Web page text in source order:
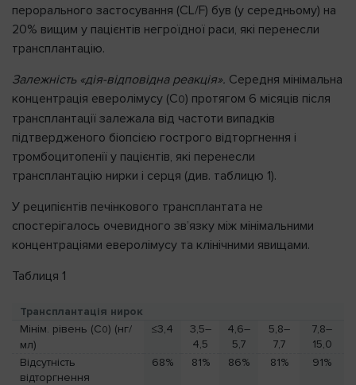
перорального застосування (CL/F) був (у середньому) на
20% вищим у пацієнтів негроїдної раси, які перенесли
трансплантацію.
Залежність «дія-відповідна реакція». Середня мінімальна
концентрація еверолімусу (С0) протягом 6 місяців після
трансплантації залежала від частоти випадків
підтвердженого біопсією гострого відторгнення і
тромбоцитопенії у пацієнтів, які перенесли
трансплантацію нирки і серця (див. таблицю 1).
У реципієнтів печінкового трансплантата не
спостерігалось очевидного зв’язку між мінімальними
концентраціями еверолімусу та клінічними явищами.
Таблиця 1
Трансплантація нирок
Мінім. рівень (С0) (нг/
мл)
≤3,4
3,5–
4,5
4,6–
5,7
5,8–
7,7
7,8–
15,0
Відсутність
відторгнення
68% 81% 86% 81% 91%